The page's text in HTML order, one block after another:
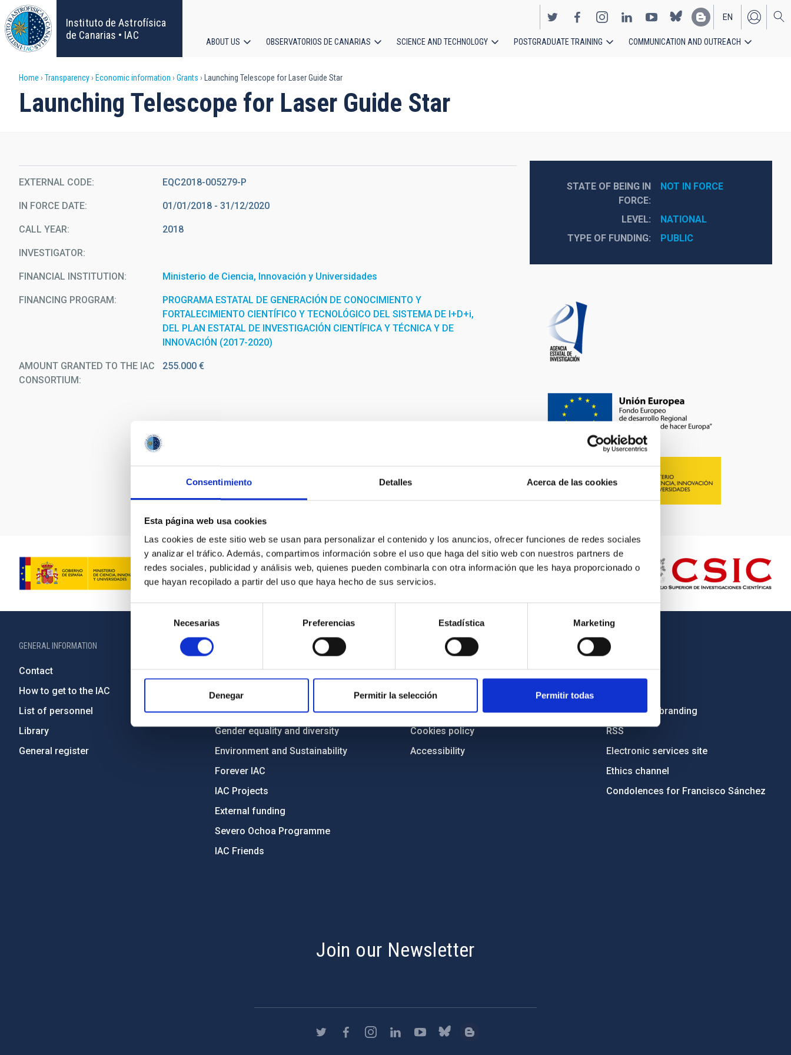
Consentimiento Detalles Acerca de las cookies
Esta página web usa cookies
Las cookies de este sitio web se usan para personalizar el contenido y los anuncios, ofrecer funciones de redes sociales
y analizar el tráfico. Además, compartimos información sobre el uso que haga del sitio web con nuestros partners de
redes sociales, publicidad y análisis web, quienes pueden combinarla con otra información que les haya proporcionado o
que hayan recopilado a partir del uso que haya hecho de sus servicios.
Selección
consentimiento
Necesarias Preferencias Estadística Marketing
Denegar Permitir la selección Permitir todas
Skip
to
main
content
Instituto de Astrofísica
de Canarias • IAC
EN
ES
navigation
ABOUT US OBSERVATORIOS DE CANARIAS SCIENCE AND TECHNOLOGY POSTGRADUATE TRAINING COMMUNICATION AND OUTREACH
Breadcrumb
Home Transparency Economic information Grants Launching Telescope for Laser Guide Star
Launching Telescope for Laser Guide Star
EXTERNAL CODE EQC2018-005279-P
IN FORCE DATE 01/01/2018 - 31/12/2020
CALL YEAR 2018
INVESTIGATOR
FINANCIAL INSTITUTION Ministerio de Ciencia, Innovación y Universidades
FINANCING PROGRAM
PROGRAMA ESTATAL DE GENERACIÓN DE CONOCIMIENTO Y
FORTALECIMIENTO CIENTÍFICO Y TECNOLÓGICO DEL SISTEMA DE I+D+i,
DEL PLAN ESTATAL DE INVESTIGACIÓN CIENTÍFICA Y TÉCNICA Y DE
INNOVACIÓN (2017-2020)
AMOUNT GRANTED TO THE IAC
CONSORTIUM
255.000 €
STATE OF BEING IN
FORCE
NOT IN FORCE
LEVEL
NATIONAL
TYPE OF FUNDING
PUBLIC
GENERAL INFORMATION
Contact
How to get to the IAC
List of personnel
Library
General register
Legislation
Transparency
Code of ethics and anti-fraud policy
Gender equality and diversity
Environment and Sustainability
Forever IAC
IAC Projects
External funding
Severo Ochoa Programme
IAC Friends
IAC PORTAL
Sitemap
Privacy policy
Legal notice
Cookies policy
Accessibility
OTHER LINKS
Employment
Institutional branding
RSS
Electronic services site
Ethics channel
Condolences for Francisco Sánchez
Join our Newsletter